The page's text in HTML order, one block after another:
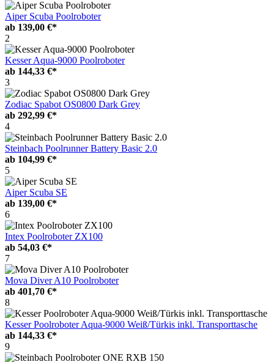
Aiper Scuba Poolroboter
ab 139,00 €*
2
Kesser Aqua-9000 Poolroboter
ab 144,33 €*
3
Zodiac Spabot OS0800 Dark Grey
ab 292,99 €*
4
Steinbach Poolrunner Battery Basic 2.0
ab 104,99 €*
5
Aiper Scuba SE
ab 139,00 €*
6
Intex Poolroboter ZX100
ab 54,03 €*
7
Mova Diver A10 Poolroboter
ab 401,70 €*
8
Kesser Poolroboter Aqua-9000 Weiß/Türkis inkl. Transporttasche
ab 144,33 €*
9